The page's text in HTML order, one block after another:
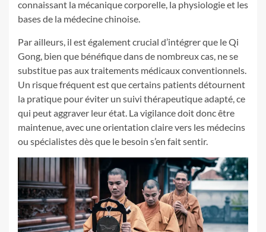
connaissant la mécanique corporelle, la physiologie et les
bases de la médecine chinoise.
Par ailleurs, il est également crucial d’intégrer que le Qi
Gong, bien que bénéfique dans de nombreux cas, ne se
substitue pas aux traitements médicaux conventionnels.
Un risque fréquent est que certains patients détournent
la pratique pour éviter un suivi thérapeutique adapté, ce
qui peut aggraver leur état. La vigilance doit donc être
maintenue, avec une orientation claire vers les médecins
ou spécialistes dès que le besoin s’en fait sentir.